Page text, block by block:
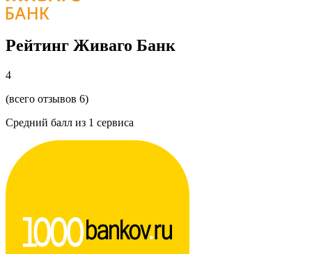
Рейтинг Живаго Банк
4
(всего отзывов 6)
Средний балл из 1 сервиса